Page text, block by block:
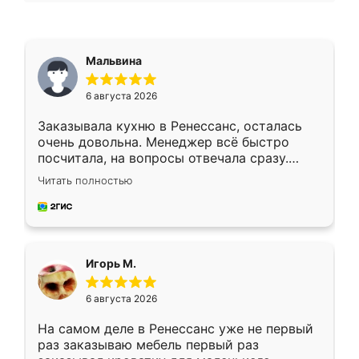
Мальвина
6 августа 2026
Заказывала кухню в Ренессанс, осталась
очень довольна. Менеджер всё быстро
посчитала, на вопросы отвечала сразу.
Замерщик приехал в субботу, подошёл к
делу со всей ответственностью. Собрали
за день, ребята работали аккуратно, даже
Читать полностью
Игорь М.
6 августа 2026
На самом деле в Ренессанс уже не первый
раз заказываю мебель первый раз